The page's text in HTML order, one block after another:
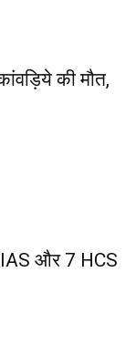
की मौत,
IAS और 7 HCS